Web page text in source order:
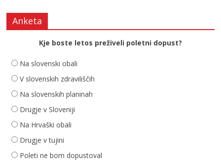
Anketa
Kje boste letos preživeli poletni dopust?
Na slovenski obali
V slovenskih zdraviliščih
Na slovenskih planinah
Drugje v Sloveniji
Na Hrvaški obali
Drugje v tujini
Poleti ne bom dopustoval